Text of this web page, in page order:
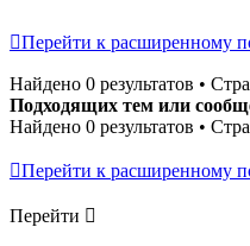
Перейти к расширенному
Найдено 0 результатов •
Подходящих тем или
Найдено 0 результатов •
Перейти к расширенному
Перейти